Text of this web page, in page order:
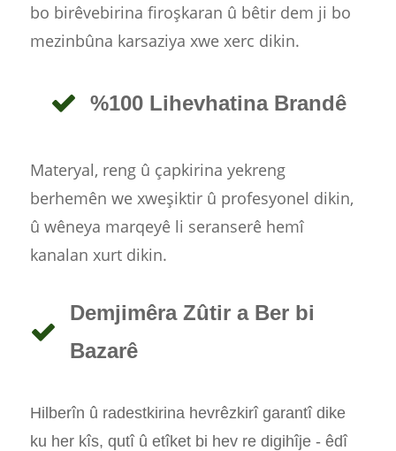
bo birêvebirina firoşkaran û bêtir dem ji bo
mezinbûna karsaziya xwe xerc dikin.
%100 Lihevhatina Brandê
Materyal, reng û çapkirina yekreng
berhemên we xweşiktir û profesyonel dikin,
û wêneya marqeyê li seranserê hemî
kanalan xurt dikin.
Demjimêra Zûtir a Ber bi
Bazarê
Hilberîn û radestkirina hevrêzkirî garantî dike
ku her kîs, qutî û etîket bi hev re digihîje - êdî